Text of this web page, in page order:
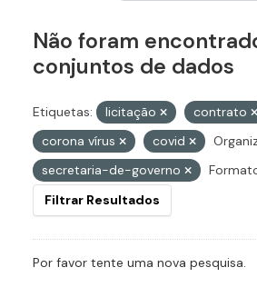
Não foram
conjuntos de dados
Etiquetas: licitação contrato
corona vírus
covid
secretaria-de-governo
Filtrar Resultados
Por favor tente uma nova pesquisa.